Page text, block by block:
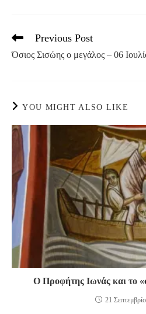
Read
articles
Previous Post
Όσιος Σισώης ο μεγάλος – 06
YOU MIGHT ALSO LIKE
Ο Προφήτης Ιωνάς και το
21